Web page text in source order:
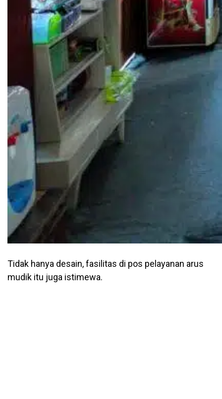
Tidak hanya desain, fasilitas di pos pelayanan arus
mudik itu juga istimewa.